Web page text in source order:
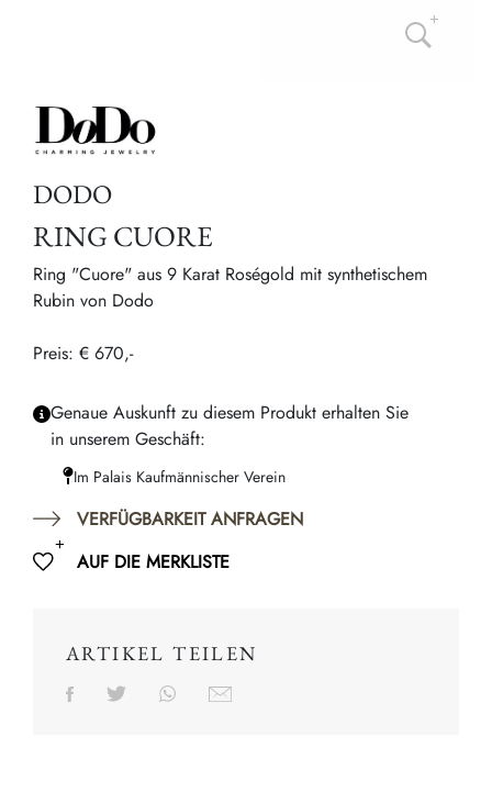
DODO
RING CUORE
Ring "Cuore" aus 9 Karat Roségold mit synthetischem
Rubin von Dodo
Preis: € 670,-
Genaue Auskunft zu diesem Produkt erhalten Sie
in unserem Geschäft:
Im Palais Kaufmännischer Verein
VERFÜGBARKEIT ANFRAGEN
AUF DIE MERKLISTE
ARTIKEL TEILEN